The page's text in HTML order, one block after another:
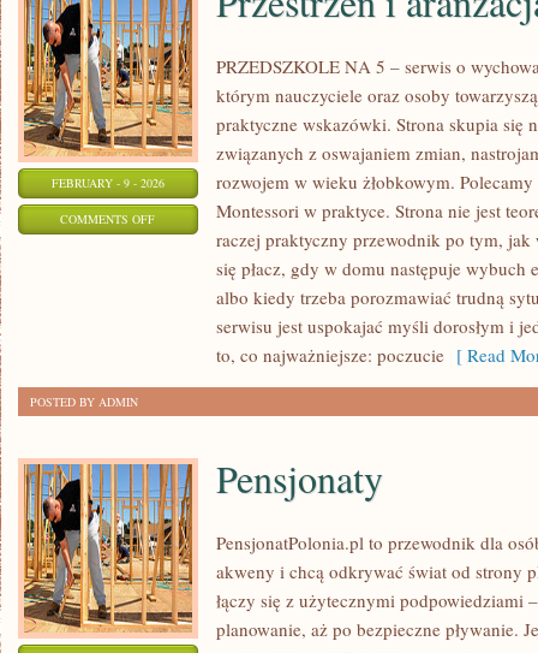
FEBRUARY - 9 - 2026
COMMENTS OFFON
PRZESTRZEŃ
ARANŻACJA
PRZEDSZKOLE NA 5 – serwis o
którym nauczyciele oraz osoby
praktyczne wskazówki. Strona skupia się
związanych z oswajaniem zmian,
rozwojem w wieku żłobkowym.
Montessori w praktyce. Strona nie jest
raczej praktyczny przewodnik po tym,
się płacz, gdy w domu następuje wybuch
albo kiedy trzeba porozmawiać trudną
serwisu jest uspokajać myśli dorosłym i
to, co najważniejsze: poczucie [ Read
POSTED BY ADMIN
Pensjonaty
PensjonatPolonia.pl to przewodnik dla
akweny i chcą odkrywać świat od strony
łączy się z użytecznymi podpowiedziami
planowanie, aż po bezpieczne pływanie.